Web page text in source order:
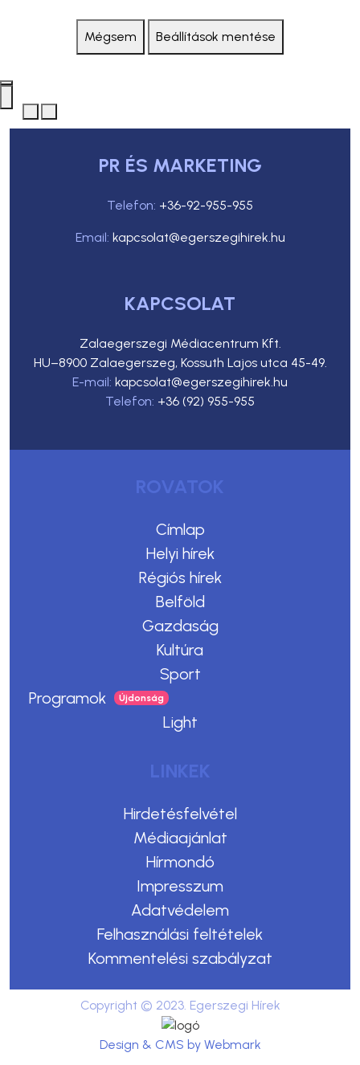
Mégsem Beállítások mentése
PR ÉS MARKETING
Telefon: +36-92-955-955
Email: kapcsolat@egerszegihirek.hu
KAPCSOLAT
Zalaegerszegi Médiacentrum Kft.
HU–8900 Zalaegerszeg, Kossuth Lajos utca 45-49.
E-mail: kapcsolat@egerszegihirek.hu
Telefon: +36 (92) 955-955
ROVATOK
Címlap
Helyi hírek
Régiós hírek
Belföld
Gazdaság
Kultúra
Sport
Programok
Light
LINKEK
Hirdetésfelvétel
Médiaajánlat
Hírmondó
Impresszum
Adatvédelem
Felhasználási feltételek
Kommentelési szabályzat
Copyright © 2023. Egerszegi Hírek
Design & CMS by Webmark